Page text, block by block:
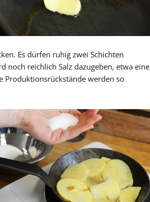
Es dürfen ruhig zwei Schichten
noch reichlich Salz dazugeben, etwa eine
Produktionsrückstände werden so